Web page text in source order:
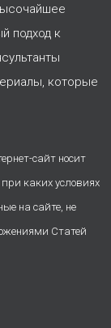
подход к
которые
сайт носит
каких условиях
на сайте, не
Статей